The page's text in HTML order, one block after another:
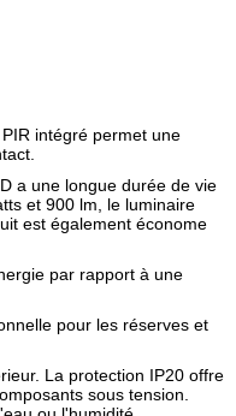
intégré permet une
a une longue durée de vie
et 900 lm, le luminaire
est également économe
par rapport à une
pour les réserves et
La protection IP20 offre
sous tension.